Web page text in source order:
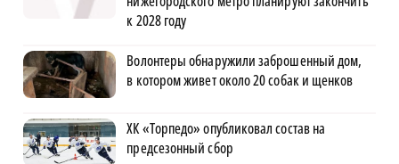
к 2028 году
Волонтеры обнаружили заброшенный дом,
в котором живет около 20 собак и щенков
ХК «Торпедо» опубликовал состав на
предсезонный сбор